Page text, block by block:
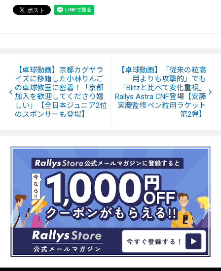
【卓球動画】京都カグヤラ
イズに移籍した小林りんご
の卓球教室に密着！「京都
加入を歓迎してくださり嬉
しい」【全日本ジュニア2位
のスポンサーも登場】
【卓球動画】「従来の粒高
用よりも攻撃的」でも
「Blitzと比べて変化重視」
Rallys Astra CNF登場【安藤
実慶監修ペン粒用ラケット
第2弾】